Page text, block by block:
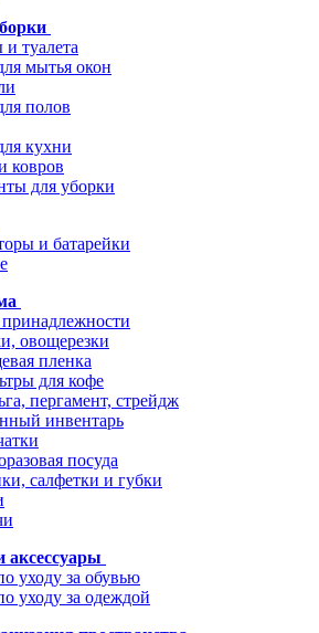
туалета
мытья окон
полов
кухни
ковров
для уборки
и батарейки
овощерезки
пленка
для кофе
пергамент, стрейдж
инвентарь
посуда
салфетки и губки
аксессуары
уходу за обувью
уходу за одеждой